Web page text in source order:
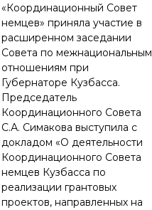
«Координационный Совет
немцев» приняла участие в
расширенном заседании
Совета по межнациональным
отношениям при
Губернаторе Кузбасса.
Председатель
Координационного Совета
С.А. Симакова выступила с
докладом «О деятельности
Координационного Совета
немцев Кузбасса по
реализации грантовых
проектов, направленных на